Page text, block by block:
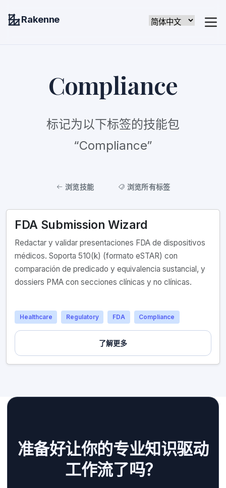
Rakenne
Compliance
标记为以下标签的技能包
“Compliance”
浏览技能 浏览所有标签
FDA Submission Wizard
Redactar y validar presentaciones FDA de dispositivos
médicos. Soporta 510(k) (formato eSTAR) con
comparación de predicado y equivalencia sustancial, y
dossiers PMA con secciones clínicas y no clínicas.
Healthcare Regulatory FDA Compliance
了解更多
准备好让你的专业知识驱动
工作流了吗？